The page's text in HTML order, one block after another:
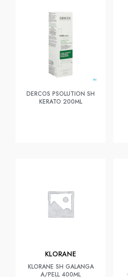
DERCOS PSOLUTION SH
KERATO 200ML
KLORANE
KLORANE SH GALANGA
A/PELL 400ML